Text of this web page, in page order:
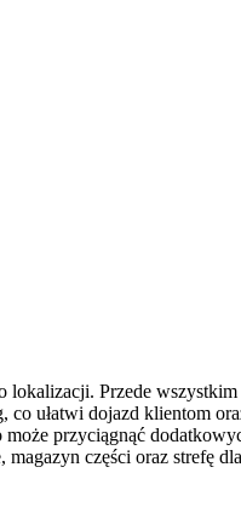
Przede
ułatwi dojazd klientom
przyciągnąć
części oraz strefę